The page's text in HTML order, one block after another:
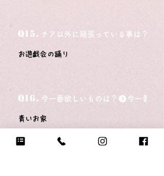
Q15. チア以外に頑張っている事は？
お遊戯会の踊り
Q16. 今一番欲しいものは？
青いお家